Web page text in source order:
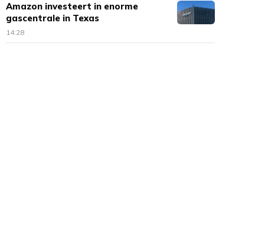
Amazon investeert in enorme
gascentrale in Texas
14:28